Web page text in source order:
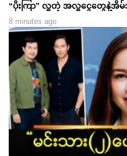
“ပိုးကြာ” လှူတဲ့ အလှူငွေတွေနဲ့အိ
8 minutes ago